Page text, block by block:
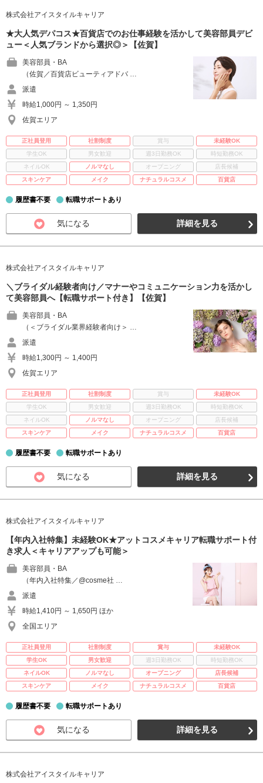
株式会社アイスタイルキャリア
★大人気デパコス★百貨店でのお仕事経験を活かして美容部員デビ
ュー＜人気ブランドから選択◎＞【佐賀】
美容部員・BA
（佐賀／百貨店ビューティアドバ …
派遣
時給1,000円 ～ 1,350円
佐賀エリア
正社員登用 社割制度 賞与
未経験OK
学生OK
男女歓迎 週3日勤務OK
時短勤務OK
ネイルOK
ノルマなし オープニング
店長候補
スキンケア
メイク ナチュラルコスメ 百貨店
履歴書不要 転職サポートあり
気になる 詳細を見る
株式会社アイスタイルキャリア
＼ブライダル経験者向け／マナーやコミュニケーション力を活かし
て美容部員へ【転職サポート付き】【佐賀】
美容部員・BA
（＜ブライダル業界経験者向け＞ …
派遣
時給1,300円 ～ 1,400円
佐賀エリア
正社員登用 社割制度 賞与
未経験OK
学生OK
男女歓迎 週3日勤務OK
時短勤務OK
ネイルOK
ノルマなし オープニング
店長候補
スキンケア
メイク ナチュラルコスメ 百貨店
履歴書不要 転職サポートあり
気になる 詳細を見る
株式会社アイスタイルキャリア
【年内入社特集】未経験OK★アットコスメキャリア転職サポート付
き求人＜キャリアアップも可能＞
美容部員・BA
（年内入社特集／@cosme社 …
派遣
時給1,410円 ～ 1,650円 ほか
全国エリア
正社員登用 社割制度 賞与
未経験OK
学生OK
男女歓迎 週3日勤務OK
時短勤務OK
ネイルOK
ノルマなし オープニング
店長候補
スキンケア
メイク ナチュラルコスメ 百貨店
履歴書不要 転職サポートあり
気になる 詳細を見る
株式会社アイスタイルキャリア